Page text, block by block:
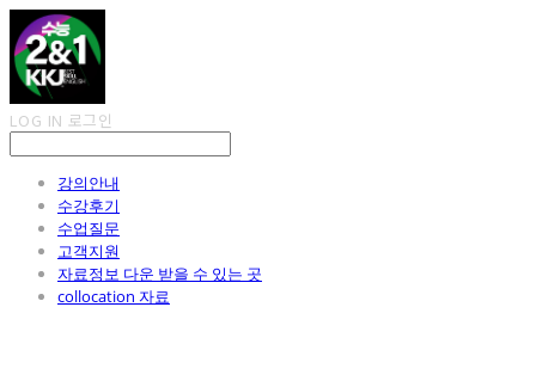
LOG IN 로그인
강의안내
수강후기
수업질문
고객지원
자료정보 다운 받을 수 있는 곳
collocation 자료